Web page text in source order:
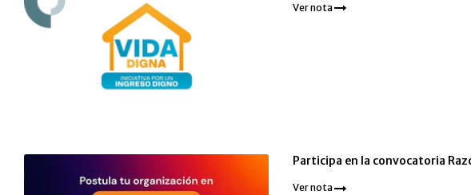
Ver nota
Participa en la convocatoria
Ver nota